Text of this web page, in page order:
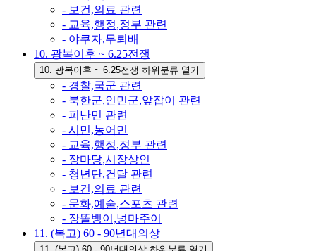
- 보건,의료 관련
- 교육,행정,정부 관련
- 야쿠자,무뢰배
10. 광복이후 ~ 6.25전쟁
10. 광복이후 ~ 6.25전쟁 하위분류 열기
- 경찰,국군 관련
- 북한군,인민군,앞잡이 관련
- 피난민 관련
- 시민,농어민
- 교육,행정,정부 관련
- 장마당,시장상인
- 청년단,건달 관련
- 보건,의료 관련
- 문화,예술,스포츠 관련
- 장똘뱅이,넝마주이
11. (복고) 60 - 90년대의상